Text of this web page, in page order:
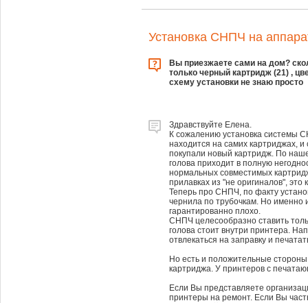
Установка СНПЧ на
Вы приезжаете сами на дом?
только черный картридж (21) ,
схему установки не знаю просто
Здравствуйте Елена.
К сожалению установка системы
находится на самих картриджах,
покупали новый картридж. По
голова приходит в полную
нормальных совместимых
прилавках из "не оригиналов",
Теперь про СНПЧ, по факту
чернила по трубочкам. Но именно
гарантированно плохо.
СНПЧ целесообразно ставить
голова стоит внутри принтера.
отвлекаться на заправку и
Но есть и положительные
картриджа. У принтеров с
Если Вы представляете
принтеры на ремонт. Если Вы